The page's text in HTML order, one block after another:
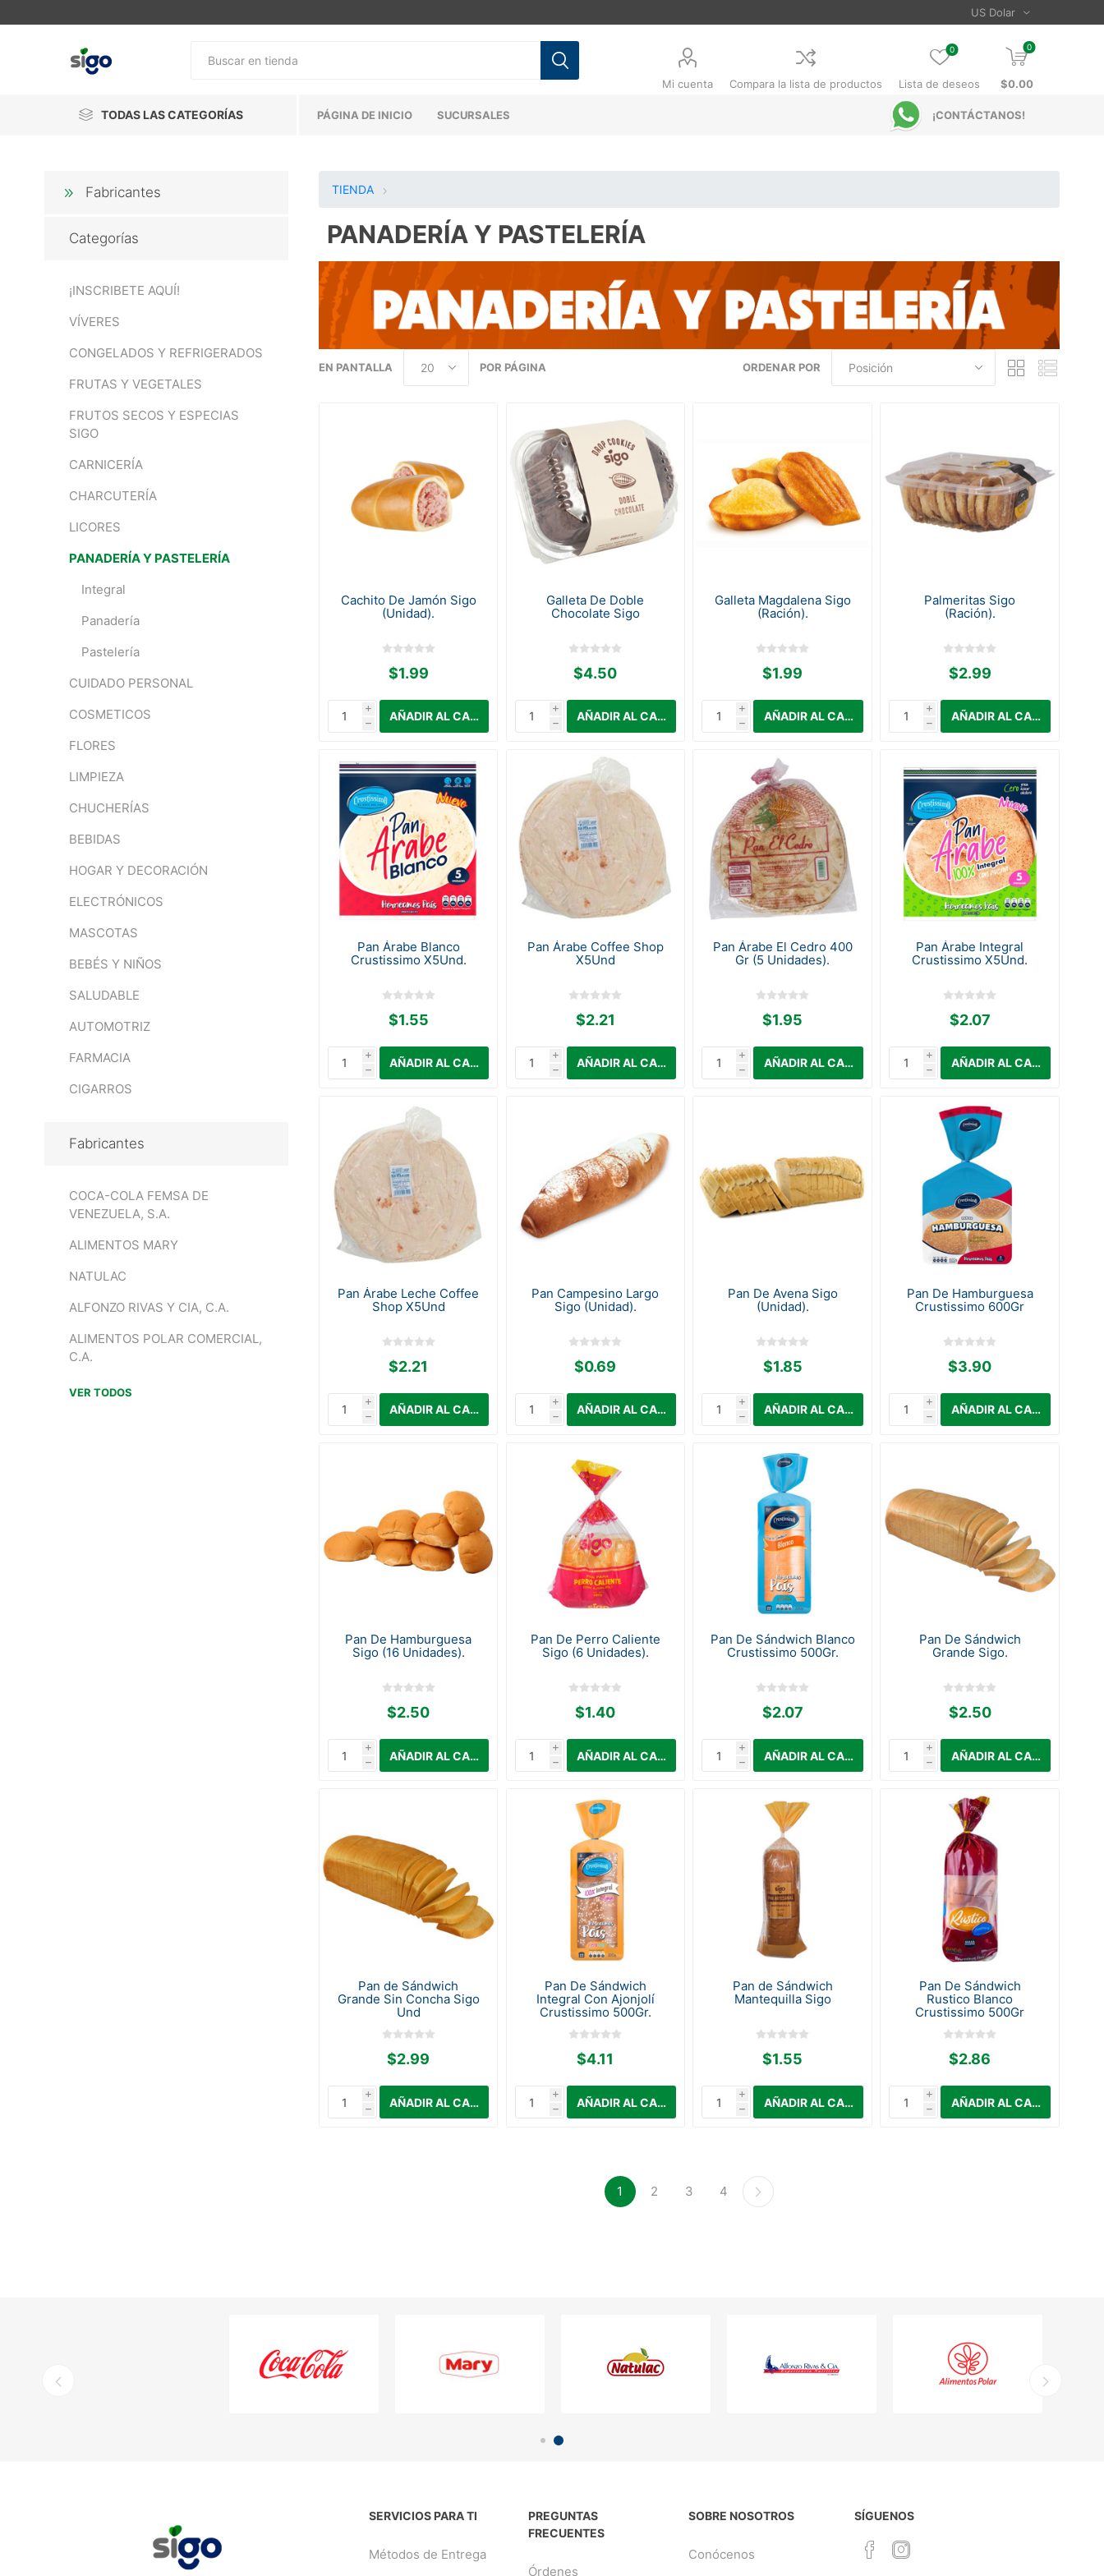
Mi cuenta Compara la lista de productos Lista de deseos
0 0
$0.00
TODAS LAS CATEGORÍAS PÁGINA DE INICIO SUCURSALES ¡CONTÁCTANOS!
TIENDA
PANADERÍA Y PASTELERÍA
ORDENAR POR
EN PANTALLA POR PÁGINA
Cachito De Jamón Sigo
(Unidad).
$1.99
i
h
Galleta De Doble
Chocolate Sigo
$4.50
i
h
Galleta Magdalena Sigo
(Ración).
$1.99
i
h
Palmeritas Sigo
(Ración).
$2.99
i
h
Pan Árabe Blanco
Crustissimo X5Und.
$1.55
i
h
Pan Árabe Coffee Shop
X5Und
$2.21
i
h
Pan Árabe El Cedro 400
Gr (5 Unidades).
$1.95
i
h
Pan Árabe Integral
Crustissimo X5Und.
$2.07
i
h
Pan Árabe Leche Coffee
Shop X5Und
$2.21
i
h
Pan Campesino Largo
Sigo (Unidad).
$0.69
i
h
Pan De Avena Sigo
(Unidad).
$1.85
i
h
Pan De Hamburguesa
Crustissimo 600Gr
$3.90
i
h
Pan De Hamburguesa
Sigo (16 Unidades).
$2.50
i
h
Pan De Perro Caliente
Sigo (6 Unidades).
$1.40
i
h
Pan De Sándwich Blanco
Crustissimo 500Gr.
$2.07
i
h
Pan De Sándwich
Grande Sigo.
$2.50
i
h
Pan de Sándwich
Grande Sin Concha Sigo
Und
$2.99
i
h
Pan De Sándwich
Integral Con Ajonjolí
Crustissimo 500Gr.
$4.11
i
h
Pan de Sándwich
Mantequilla Sigo
$1.55
i
h
Pan De Sándwich
Rustico Blanco
Crustissimo 500Gr
$2.86
i
h
1 2 3 4
Fabricantes
Categorías
¡INSCRIBETE AQUÍ!
VÍVERES
CONGELADOS Y REFRIGERADOS
FRUTAS Y VEGETALES
FRUTOS SECOS Y ESPECIAS
SIGO
CARNICERÍA
CHARCUTERÍA
LICORES
PANADERÍA Y PASTELERÍA
Integral
Panadería
Pastelería
CUIDADO PERSONAL
COSMETICOS
FLORES
LIMPIEZA
CHUCHERÍAS
BEBIDAS
HOGAR Y DECORACIÓN
ELECTRÓNICOS
MASCOTAS
BEBÉS Y NIÑOS
SALUDABLE
AUTOMOTRIZ
FARMACIA
CIGARROS
Fabricantes
COCA-COLA FEMSA DE
VENEZUELA, S.A.
ALIMENTOS MARY
NATULAC
ALFONZO RIVAS Y CIA, C.A.
ALIMENTOS POLAR COMERCIAL,
C.A.
VER TODOS
SERVICIOS PARA TI
Métodos de Entrega
PREGUNTAS
FRECUENTES
Órdenes
SOBRE NOSOTROS
Conócenos
SÍGUENOS